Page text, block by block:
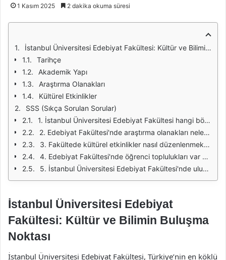
1 Kasım 2025 2 dakika okuma süresi
İstanbul Üniversitesi Edebiyat Fakültesi: Kültür ve Bilimin Buluşma Noktası
Tarihçe
Akademik Yapı
Araştırma Olanakları
Kültürel Etkinlikler
SSS (Sıkça Sorulan Sorular)
1. İstanbul Üniversitesi Edebiyat Fakültesi hangi bölümleri kapsar?
2. Edebiyat Fakültesi'nde araştırma olanakları nelerdir?
3. Fakültede kültürel etkinlikler nasıl düzenlenmektedir?
4. Edebiyat Fakültesi'nde öğrenci toplulukları var mı?
5. İstanbul Üniversitesi Edebiyat Fakültesi'nde uluslararası değişim programları var mı?
İstanbul Üniversitesi Edebiyat
Fakültesi: Kültür ve Bilimin Buluşma
Noktası
İstanbul Üniversitesi Edebiyat Fakültesi, Türkiye’nin en köklü